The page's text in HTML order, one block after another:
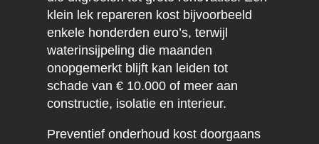
klein lek repareren kost bijvoorbeeld
enkele honderden euro’s, terwijl
waterinsijpeling die maanden
onopgemerkt blijft kan leiden tot
schade van € 10.000 of meer aan
constructie, isolatie en interieur.
Preventief onderhoud kost doorgaans